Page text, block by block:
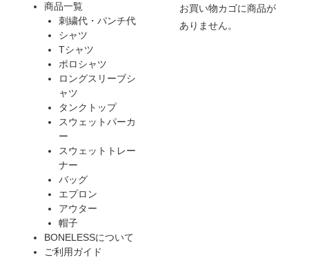
商品一覧
刺繍代・パンチ代
シャツ
Tシャツ
ポロシャツ
ロングスリーブシ
ャツ
タンクトップ
スウェットパーカ
ー
スウェットトレー
ナー
バッグ
エプロン
アウター
帽子
BONELESSについて
ご利用ガイド
お買い物カゴに商品が
ありません。